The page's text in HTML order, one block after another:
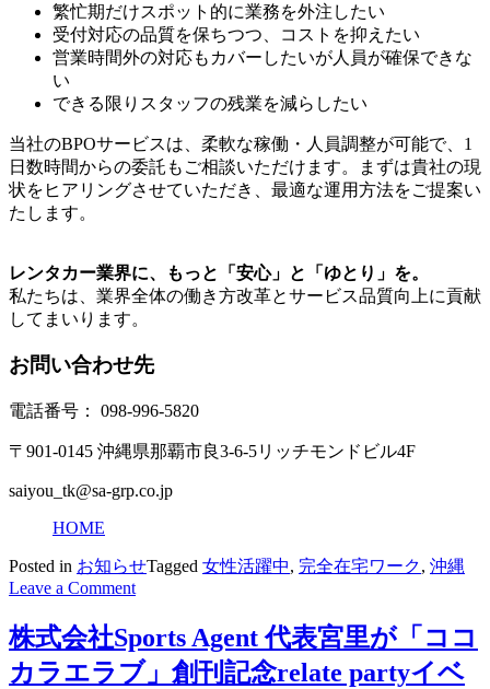
繁忙期だけスポット的に業務を外注したい
受付対応の品質を保ちつつ、コストを抑えたい
営業時間外の対応もカバーしたいが人員が確保できな
い
できる限りスタッフの残業を減らしたい
当社のBPOサービスは、柔軟な稼働・人員調整が可能で、1
日数時間からの委託もご相談いただけます。まずは貴社の現
状をヒアリングさせていただき、最適な運用方法をご提案い
たします。
レンタカー業界に、もっと「安心」と「ゆとり」を。
私たちは、業界全体の働き方改革とサービス品質向上に貢献
してまいります。
お問い合わせ先
電話番号： 098-996-5820
〒901-0145 沖縄県那覇市良3-6-5リッチモンドビル4F
saiyou_tk@sa-grp.co.jp
HOME
Posted in お知らせTagged 女性活躍中, 完全在宅ワーク, 沖縄
Leave a Commenton
事
業
ス
株式会社Sports Agent 代表宮里が「ココ
カラエラブ」創刊記念relate partyイベ